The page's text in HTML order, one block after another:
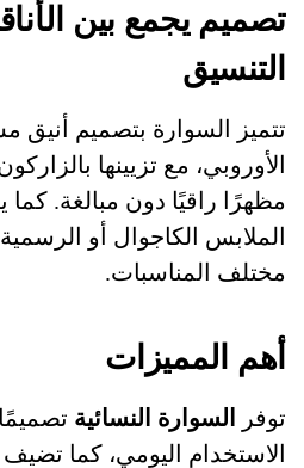
تصميم يجمع بين
التنسيق
تتميز السوارة بتصميم أنيق
الأوروبي، مع تزيينها
مظهرًا راقيًا دون مبالغة.
الملابس الكاجوال أو
مختلف المناسبات.
أهم المميزات
توفر السوارة النسائية
الاستخدام اليومي، كما